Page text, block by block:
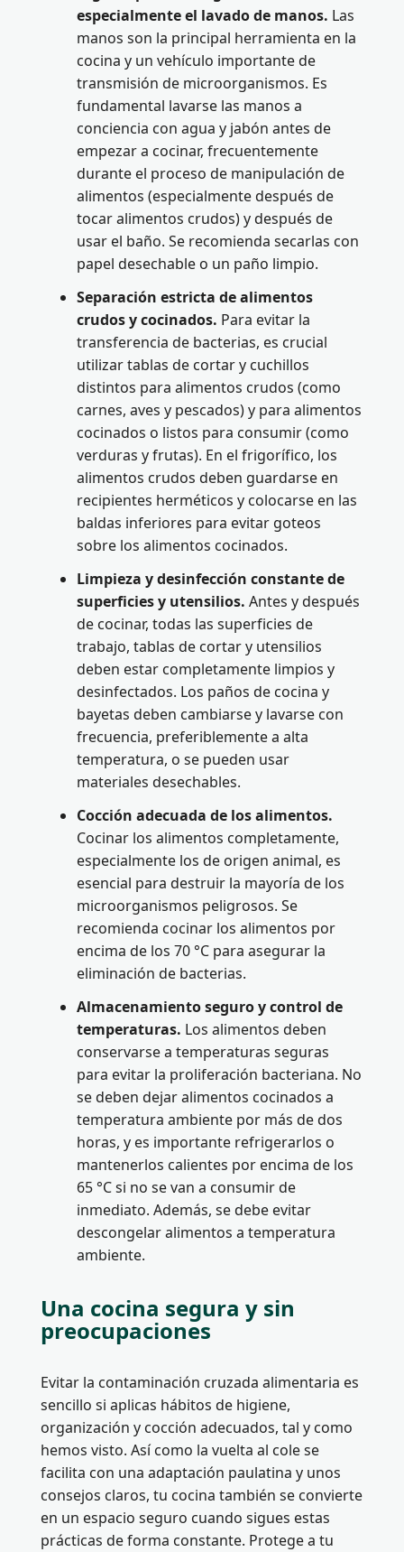
especialmente el lavado de manos. Las
manos son la principal herramienta en la
cocina y un vehículo importante de
transmisión de microorganismos. Es
fundamental lavarse las manos a
conciencia con agua y jabón antes de
empezar a cocinar, frecuentemente
durante el proceso de manipulación de
alimentos (especialmente después de
tocar alimentos crudos) y después de
usar el baño. Se recomienda secarlas con
papel desechable o un paño limpio.
Separación estricta de alimentos
crudos y cocinados. Para evitar la
transferencia de bacterias, es crucial
utilizar tablas de cortar y cuchillos
distintos para alimentos crudos (como
carnes, aves y pescados) y para alimentos
cocinados o listos para consumir (como
verduras y frutas). En el frigorífico, los
alimentos crudos deben guardarse en
recipientes herméticos y colocarse en las
baldas inferiores para evitar goteos
sobre los alimentos cocinados.
Limpieza y desinfección constante de
superficies y utensilios. Antes y después
de cocinar, todas las superficies de
trabajo, tablas de cortar y utensilios
deben estar completamente limpios y
desinfectados. Los paños de cocina y
bayetas deben cambiarse y lavarse con
frecuencia, preferiblemente a alta
temperatura, o se pueden usar
materiales desechables.
Cocción adecuada de los alimentos.
Cocinar los alimentos completamente,
especialmente los de origen animal, es
esencial para destruir la mayoría de los
microorganismos peligrosos. Se
recomienda cocinar los alimentos por
encima de los 70 °C para asegurar la
eliminación de bacterias.
Almacenamiento seguro y control de
temperaturas. Los alimentos deben
conservarse a temperaturas seguras
para evitar la proliferación bacteriana. No
se deben dejar alimentos cocinados a
temperatura ambiente por más de dos
horas, y es importante refrigerarlos o
mantenerlos calientes por encima de los
65 °C si no se van a consumir de
inmediato. Además, se debe evitar
descongelar alimentos a temperatura
ambiente.
Una cocina segura y sin
preocupaciones
Evitar la contaminación cruzada alimentaria es
sencillo si aplicas hábitos de higiene,
organización y cocción adecuados, tal y como
hemos visto. Así como la vuelta al cole se
facilita con una adaptación paulatina y unos
consejos claros, tu cocina también se convierte
en un espacio seguro cuando sigues estas
prácticas de forma constante. Protege a tu